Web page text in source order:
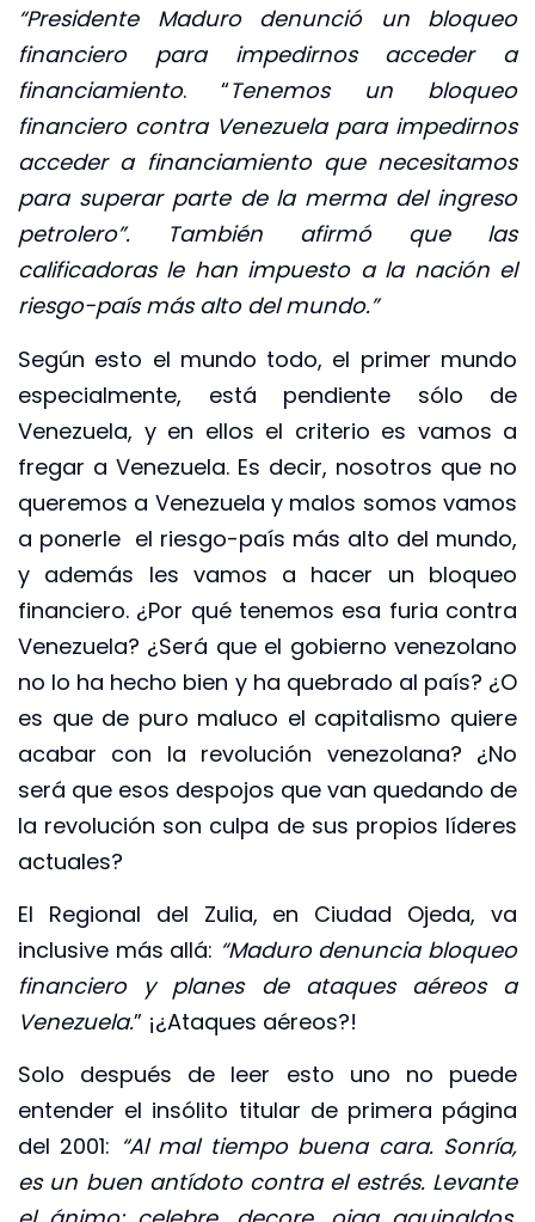
“Presidente Maduro denunció un bloqueo
financiero para impedirnos acceder a
financiamiento. “Tenemos un bloqueo
financiero contra Venezuela para impedirnos
acceder a financiamiento que necesitamos
para superar parte de la merma del ingreso
petrolero”. También afirmó que las
calificadoras le han impuesto a la nación el
riesgo-país más alto del mundo.”
Según esto el mundo todo, el primer mundo
especialmente, está pendiente sólo de
Venezuela, y en ellos el criterio es vamos a
fregar a Venezuela. Es decir, nosotros que no
queremos a Venezuela y malos somos vamos
a ponerle el riesgo-país más alto del mundo,
y además les vamos a hacer un bloqueo
financiero. ¿Por qué tenemos esa furia contra
Venezuela? ¿Será que el gobierno venezolano
no lo ha hecho bien y ha quebrado al país? ¿O
es que de puro maluco el capitalismo quiere
acabar con la revolución venezolana? ¿No
será que esos despojos que van quedando de
la revolución son culpa de sus propios líderes
actuales?
El Regional del Zulia, en Ciudad Ojeda, va
inclusive más allá: “Maduro denuncia bloqueo
financiero y planes de ataques aéreos a
Venezuela.” ¡¿Ataques aéreos?!
Solo después de leer esto uno no puede
entender el insólito titular de primera página
del 2001: “Al mal tiempo buena cara. Sonría,
es un buen antídoto contra el estrés. Levante